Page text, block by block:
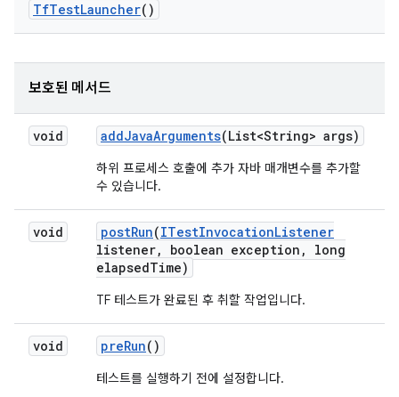
TfTestLauncher()
보호된 메서드
void addJavaArguments(List<String> args)
하위 프로세스 호출에 추가 자바 매개변수를 추가할
수 있습니다.
void postRun(ITestInvocationListener
listener, boolean exception ,
long
elapsedTime)
TF 테스트가 완료된 후 취할 작업입니다.
void preRun()
테스트를 실행하기 전에 설정합니다.